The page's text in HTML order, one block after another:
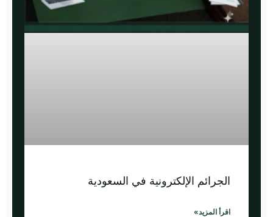
الجرائم الإلكترونية في السعودية
اقرأ المزيد»